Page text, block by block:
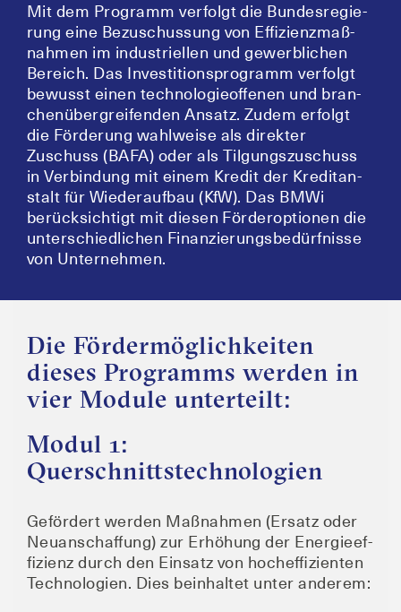
Mit dem Pro­gramm ver­folgt die Bun­des­re­gie­
rung eine Bezu­schus­sung von Effi­zi­enz­maß­
nah­men im indus­tri­el­len und gewerb­li­chen
Bereich. Das Inves­ti­ti­ons­pro­gramm ver­folgt
bewusst einen tech­no­lo­gie­of­fe­nen und bran­
chen­über­grei­fen­den Ansatz. Zudem erfolgt
die För­de­rung wahl­wei­se als direk­ter
Zuschuss (BAFA) oder als Til­gungs­zu­schuss
in Ver­bin­dung mit einem Kre­dit der Kre­dit­an­
stalt für Wie­der­auf­bau (KfW). Das BMWi
berück­sich­tigt mit die­sen För­der­op­tio­nen die
unter­schied­li­chen Finan­zie­rungs­be­dürf­nis­se
von Unternehmen.
Die Fördermöglichkeiten
dieses Programms werden in
vier Module unterteilt:
Modul 1:
Querschnittstechnologien
Geför­dert wer­den Maß­nah­men (Ersatz oder
Neu­an­schaf­fung) zur Erhö­hung der Ener­gie­ef­
fi­zi­enz durch den Ein­satz von hoch­ef­fi­zi­en­ten
Tech­no­lo­gien. Dies beinhal­tet unter anderem: